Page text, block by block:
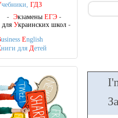
чебники, ГДЗ
- Экзамены ЕГЭ-
для Украинских школ-
usiness English
ниги для Детей